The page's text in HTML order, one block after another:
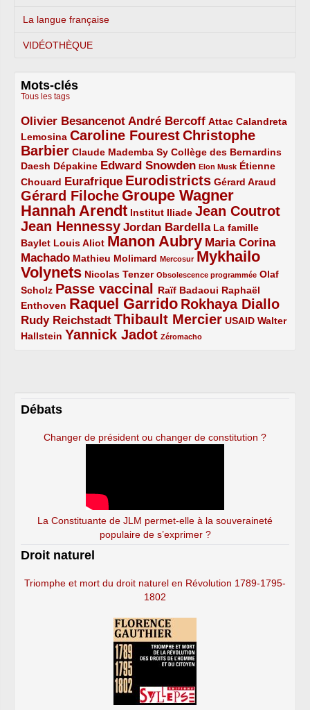
La langue française
VIDÉOTHÈQUE
Mots-clés
Tous les tags
Olivier Besancenot
3/5 André Bercoff
3/5 Attac
2/5
Calandreta
Lemosina
2/5 Caroline Fourest
4/5
Christophe
Barbier
4/5 Claude Mademba Sy
2/5 Collège des Bernardins
2/5
Daesh
2/5 Dépakine
2/5 Edward Snowden
3/5 Elon Musk
1/5
Étienne
Chouard
2/5 Eurafrique
3/5 Eurodistricts
4/5 Gérard Araud
2/5
Gérard Filoche
4/5 Groupe Wagner
5/5
Hannah Arendt
5/5 Institut Iliade
2/5 Jean Coutrot
4/5
Jean Hennessy
4/5 Jordan Bardella
3/5
La famille
Baylet
2/5 Louis Aliot
2/5 Manon Aubry
5/5
Maria Corina
Machado
3/5 Mathieu Molimard
2/5 Mercosur
1/5
Mykhailo
Volynets
5/5 Nicolas Tenzer
2/5 Obsolescence programmée
1/5
Olaf
Scholz
2/5 Passe vaccinal
4/5 Raïf Badaoui
2/5
Raphaël
Enthoven
2/5 Raquel Garrido
5/5 Rokhaya Diallo
4/5
Rudy Reichstadt
3/5 Thibault Mercier
4/5 USAID
2/5
Walter
Hallstein
2/5 Yannick Jadot
4/5 Zéromacho
1/5
Débats
Changer de président ou changer de constitution ?
La Constituante de JLM permet-elle à la souveraineté
populaire de s’exprimer ?
Droit naturel
Triomphe et mort du droit naturel en Révolution 1789-1795-
1802